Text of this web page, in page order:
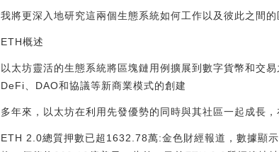
我將更深入地研究這兩個生態系統如何工作以及彼此之間
ETH概述
以太坊靈活的生態系統將區塊鏈用例擴展到數字貨幣和交
DeFi、DAO和協議等新商業模式的創建
多年來，以太坊在利用先發優勢的同時與其社區一起成長
ETH 2.0總質押數已超1632.78萬:金色財經報道，數據顯